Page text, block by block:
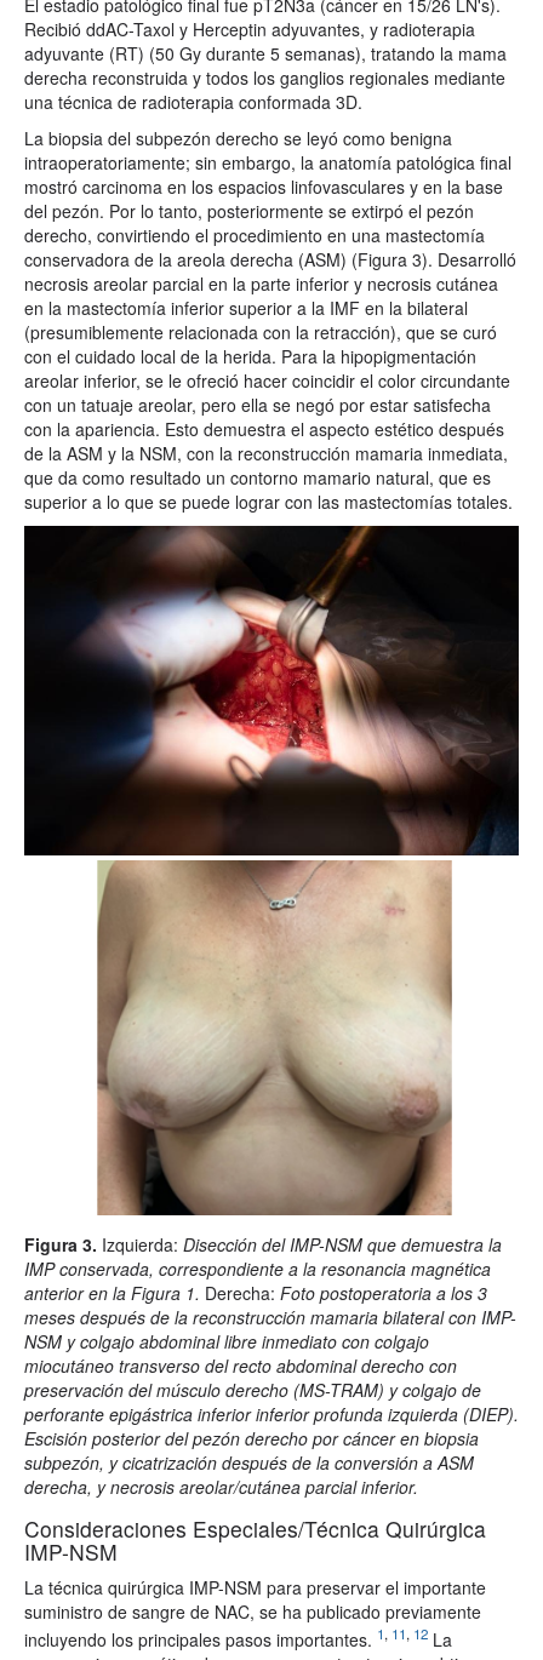
Recibió ddAC-Taxol y Herceptin adyuvantes, y radioterapia
adyuvante (RT) (50 Gy durante 5 semanas), tratando la mama
derecha reconstruida y todos los ganglios regionales mediante
una técnica de radioterapia conformada 3D.
La biopsia del subpezón derecho se leyó como benigna
intraoperatoriamente; sin embargo, la anatomía patológica final
mostró carcinoma en los espacios linfovasculares y en la base
del pezón. Por lo tanto, posteriormente se extirpó el pezón
derecho, convirtiendo el procedimiento en una mastectomía
conservadora de la areola derecha (ASM) (Figura 3). Desarrolló
necrosis areolar parcial en la parte inferior y necrosis cutánea
en la mastectomía inferior superior a la IMF en la bilateral
(presumiblemente relacionada con la retracción), que se curó
con el cuidado local de la herida. Para la hipopigmentación
areolar inferior, se le ofreció hacer coincidir el color circundante
con un tatuaje areolar, pero ella se negó por estar satisfecha
con la apariencia. Esto demuestra el aspecto estético después
de la ASM y la NSM, con la reconstrucción mamaria inmediata,
que da como resultado un contorno mamario natural, que es
superior a lo que se puede lograr con las mastectomías totales.
Figura 3. Izquierda: Disección del IMP-NSM que demuestra la
IMP conservada, correspondiente a la resonancia magnética
anterior en la Figura 1. Derecha: Foto postoperatoria a los 3
meses después de la reconstrucción mamaria bilateral con IMP-
NSM y colgajo abdominal libre inmediato con colgajo
miocutáneo transverso del recto abdominal derecho con
preservación del músculo derecho (MS-TRAM) y colgajo de
perforante epigástrica inferior inferior profunda izquierda (DIEP).
Escisión posterior del pezón derecho por cáncer en biopsia
subpezón, y cicatrización después de la conversión a ASM
derecha, y necrosis areolar/cutánea parcial inferior.
Consideraciones Especiales/Técnica Quirúrgica
IMP-NSM
La técnica quirúrgica IMP-NSM para preservar el importante
suministro de sangre de NAC, se ha publicado previamente
incluyendo los principales pasos importantes. 1, 11, 12 La